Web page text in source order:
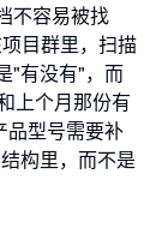
不容易被找
目群里，扫描
"有没有"，而
上个月那份有
品型号需要补
构里，而不是